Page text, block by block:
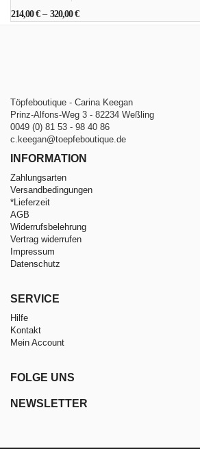
214,00€– 320,00€
Töpfeboutique - Carina Keegan
Prinz-Alfons-Weg 3 - 82234 Weßling
0049 (0) 81 53 - 98 40 86
c.keegan@toepfeboutique.de
INFORMATION
Zahlungsarten
Versandbedingungen
*Lieferzeit
AGB
Widerrufsbelehrung
Vertrag widerrufen
Impressum
Datenschutz
SERVICE
Hilfe
Kontakt
Mein Account
FOLGE UNS
NEWSLETTER